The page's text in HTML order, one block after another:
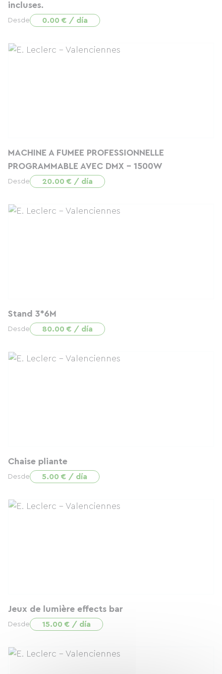
incluses.
Desde 0.00 € / día
MACHINE A FUMEE PROFESSIONNELLE
PROGRAMMABLE AVEC DMX - 1500W
Desde 20.00 € / día
Stand 3*6M
Desde 80.00 € / día
Chaise pliante
Desde 5.00 € / día
Jeux de lumière effects bar
Desde 15.00 € / día